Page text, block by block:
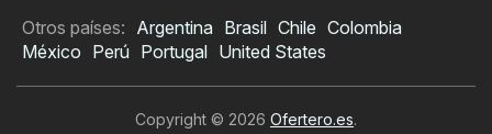
Otros países: Argentina Brasil Chile Colombia
México Perú Portugal United States
Copyright © 2026 Ofertero.es.